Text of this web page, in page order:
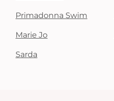
Primadonna Swim
Marie Jo
Sarda